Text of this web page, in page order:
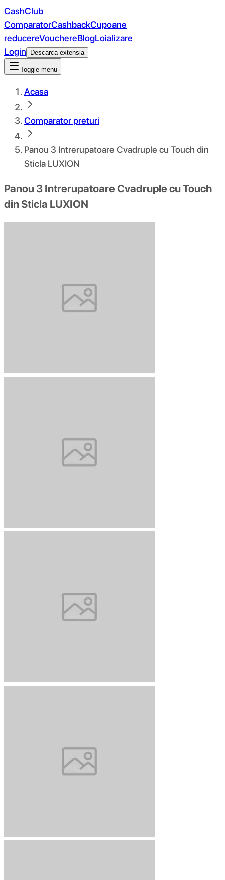
CashClub
ComparatorCashbackCupoane
reducereVouchereBlogLoializare
Login
Descarca extensia
Toggle menu
Acasa
Comparator preturi
Panou 3 Intrerupatoare Cvadruple cu Touch din
Sticla LUXION
Panou 3 Intrerupatoare Cvadruple cu Touch
din Sticla LUXION